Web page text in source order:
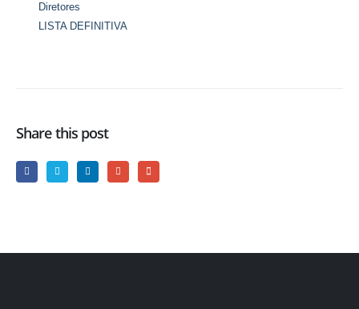
Diretores
LISTA DEFINITIVA
Share this post